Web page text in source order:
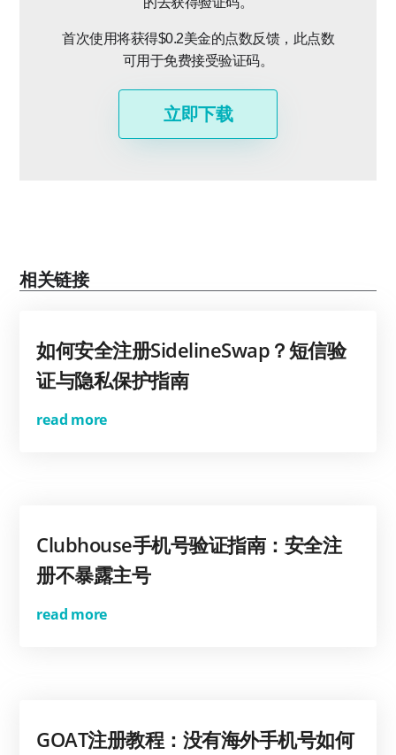
首次使用将获得$0.2美金的点数反馈，此点数
可用于免费接受验证码。
立即下载
相关链接
如何安全注册SidelineSwap？短信验
证与隐私保护指南
read more
Clubhouse手机号验证指南：安全注
册不暴露主号
read more
GOAT注册教程：没有海外手机号如何